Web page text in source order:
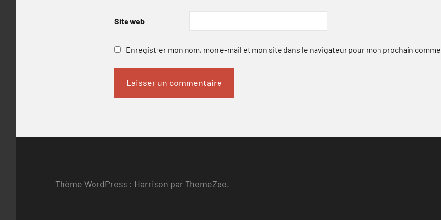
Site web
Enregistrer mon nom, mon e-mail et mon site dans le navigateur pour mon prochain
Thème WordPress : Harrison par ThemeZee.